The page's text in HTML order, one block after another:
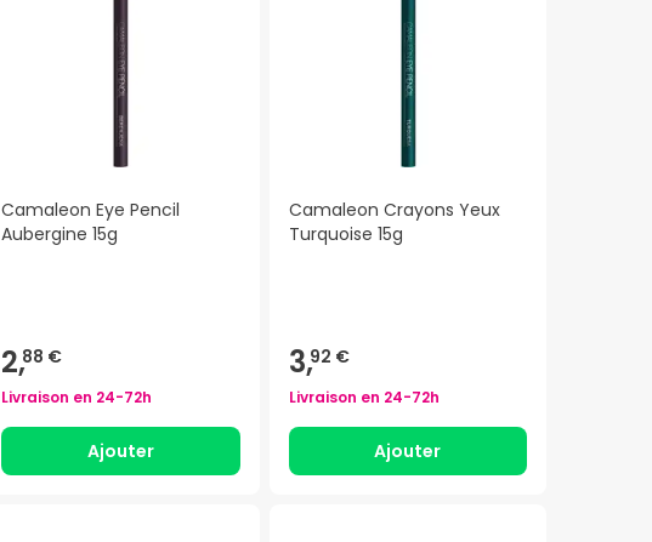
Camaleon Eye Pencil
Aubergine 15g
2,88 €
Livraison en 24-72h
Ajouter
Camaleon Crayons Yeux
Turquoise 15g
3,92 €
Livraison en 24-72h
Ajouter